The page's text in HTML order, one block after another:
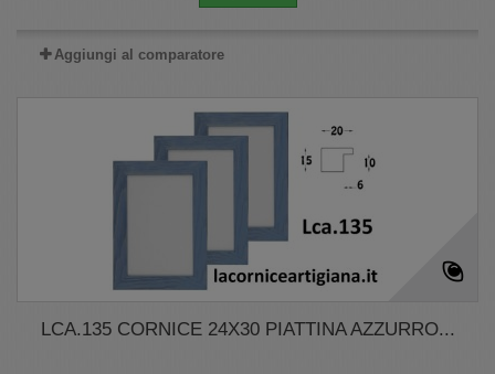
Aggiungi al comparatore
LCA.135 CORNICE 24X30 PIATTINA AZZURRO...